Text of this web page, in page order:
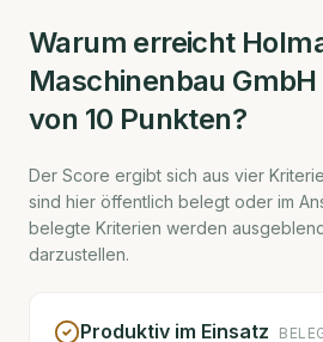
Warum erreicht
Maschinenbau GmbH
von 10 Punkten?
Der Score ergibt sich aus vier
sind hier öffentlich belegt oder im
belegte Kriterien werden
darzustellen.
Produktiv im Einsatz